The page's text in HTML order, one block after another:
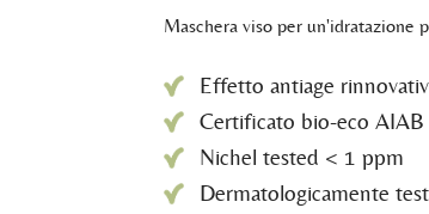
Maschera viso per un'idratazione
Effetto antiage
Certificato bio-eco AIAB
Nichel tested < 1 ppm
Dermatologicamente